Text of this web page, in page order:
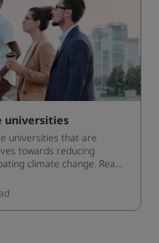
universities
universities that are
towards reducing
climate change. Read